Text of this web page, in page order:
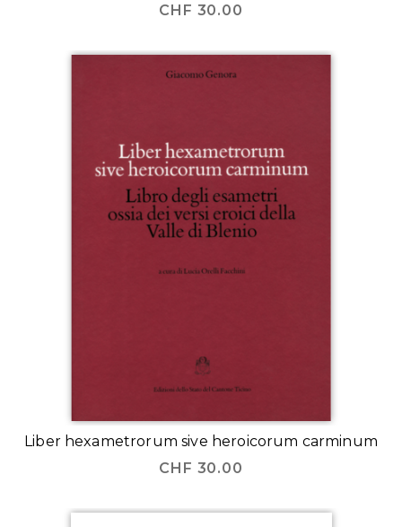
CHF 30.00
Liber hexametrorum sive heroicorum carminum
CHF 30.00